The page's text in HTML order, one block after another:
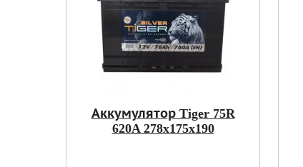
Аккумулятор Tiger 75R
620A 278x175x190